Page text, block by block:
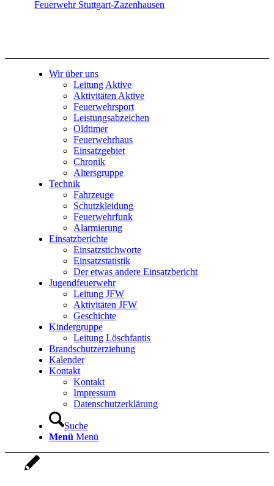
Wir über uns
Leitung Aktive
Aktivitäten Aktive
Feuerwehrsport
Leistungsabzeichen
Oldtimer
Feuerwehrhaus
Einsatzgebiet
Chronik
Altersgruppe
Technik
Fahrzeuge
Schutzkleidung
Feuerwehrfunk
Alarmierung
Einsatzberichte
Einsatzstichworte
Einsatzstatistik
Der etwas andere Einsatzbericht
Jugendfeuerwehr
Leitung JFW
Aktivitäten JFW
Geschichte
Kindergruppe
Leitung Löschfantis
Brandschutzerziehung
Kalender
Kontakt
Kontakt
Impressum
Datenschutzerklärung
Suche
Menü Menü